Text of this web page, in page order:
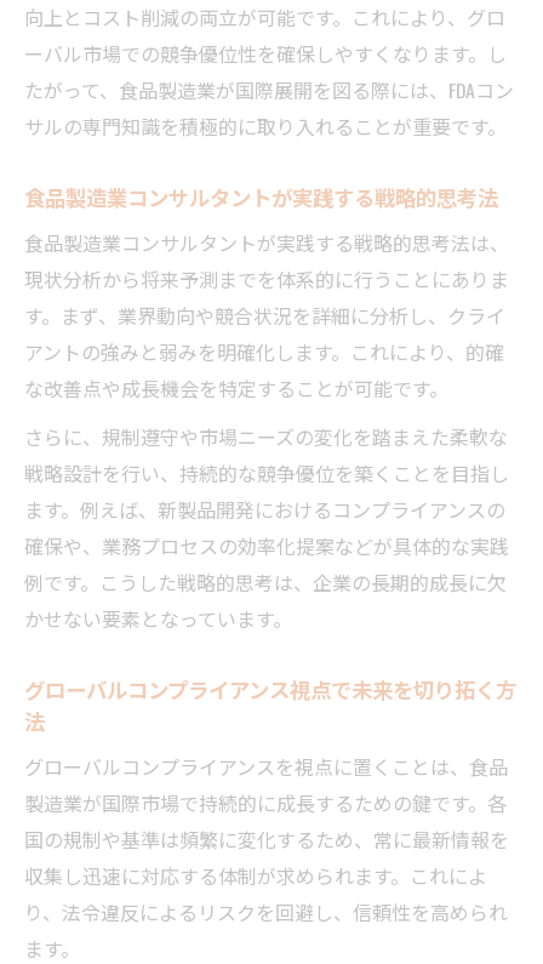
向上とコスト削減の両立が可能です。これにより、グロ
ーバル市場での競争優位性を確保しやすくなります。し
たがって、食品製造業が国際展開を図る際には、FDAコン
サルの専門知識を積極的に取り入れることが重要です。
食品製造業コンサルタントが実践する戦略的思考法
食品製造業コンサルタントが実践する戦略的思考法は、
現状分析から将来予測までを体系的に行うことにありま
す。まず、業界動向や競合状況を詳細に分析し、クライ
アントの強みと弱みを明確化します。これにより、的確
な改善点や成長機会を特定することが可能です。
さらに、規制遵守や市場ニーズの変化を踏まえた柔軟な
戦略設計を行い、持続的な競争優位を築くことを目指し
ます。例えば、新製品開発におけるコンプライアンスの
確保や、業務プロセスの効率化提案などが具体的な実践
例です。こうした戦略的思考は、企業の長期的成長に欠
かせない要素となっています。
グローバルコンプライアンス視点で未来を切り拓く方
法
グローバルコンプライアンスを視点に置くことは、食品
製造業が国際市場で持続的に成長するための鍵です。各
国の規制や基準は頻繁に変化するため、常に最新情報を
収集し迅速に対応する体制が求められます。これによ
り、法令違反によるリスクを回避し、信頼性を高められ
ます。